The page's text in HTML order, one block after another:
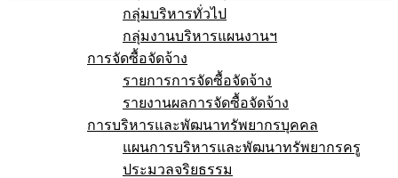
กลุ่มบริหารทั่วไป
กลุ่มงานบริหารแผนงานฯ
การจัดซื้อจัดจ้าง
รายการการจัดซื้อจัดจ้าง
รายงานผลการจัดซื้อจัดจ้าง
การบริหารและพัฒนาทรัพยากรบุคคล
แผนการบริหารและพัฒนาทรัพยากรครู
ประมวลจริยธรรม